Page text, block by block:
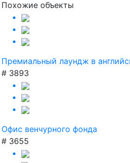
Похожие объекты
Премиальный лаундж в
# 3893
Офис венчурного фонда
# 3655